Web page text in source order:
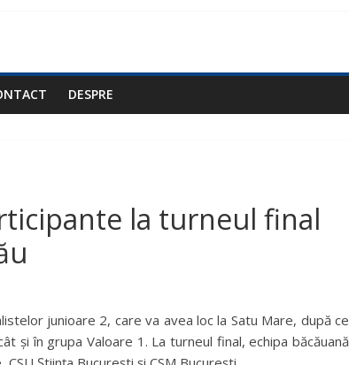
DESPRE
la turneul final
junioare 2, care va avea loc la Satu Mare, după ce
și în grupa Valoare 1. La turneul final, echipa băcăuană